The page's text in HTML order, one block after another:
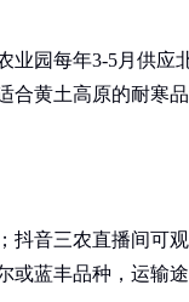
园每年3-5月供应
合黄土高原的耐寒
抖音三农直播间可
或蓝丰品种，运输